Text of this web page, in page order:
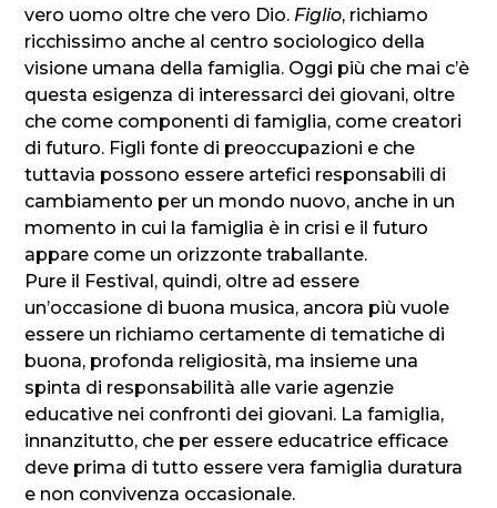
vero uomo oltre che vero Dio. Figlio, richiamo
ricchissimo anche al centro sociologico della
visione umana della famiglia. Oggi più che mai c’è
questa esigenza di interessarci dei giovani, oltre
che come componenti di famiglia, come creatori
di futuro. Figli fonte di preoccupazioni e che
tuttavia possono essere artefici responsabili di
cambiamento per un mondo nuovo, anche in un
momento in cui la famiglia è in crisi e il futuro
appare come un orizzonte traballante.
Pure il Festival, quindi, oltre ad essere
un’occasione di buona musica, ancora più vuole
essere un richiamo certamente di tematiche di
buona, profonda religiosità, ma insieme una
spinta di responsabilità alle varie agenzie
educative nei confronti dei giovani. La famiglia,
innanzitutto, che per essere educatrice efficace
deve prima di tutto essere vera famiglia duratura
e non convivenza occasionale.